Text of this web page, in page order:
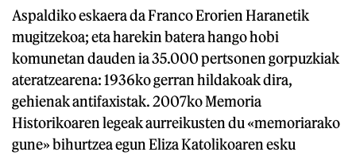
Aspaldiko eskaera da Franco Erorien Haranetik
mugitzekoa; eta harekin batera hango hobi
komunetan dauden ia 35.000 pertsonen gorpuzkiak
ateratzearena: 1936ko gerran hildakoak dira,
gehienak antifaxistak. 2007ko Memoria
Historikoaren legeak aurreikusten du «memoriarako
gune» bihurtzea egun Eliza Katolikoaren esku